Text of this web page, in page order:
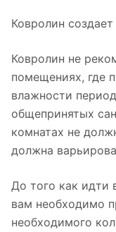
Ковролин
Ковролин не
помещениях, где
влажности
общепринятых
комнатах не
должна
До того как идти
вам необходимо
необходимого